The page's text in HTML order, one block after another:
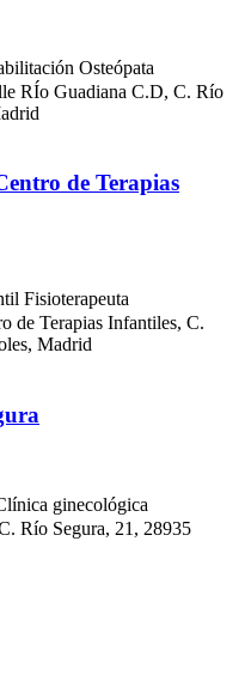
Osteópata
RÍo Guadiana C.D, C. Río
de Terapias
Fisioterapeuta
de Terapias Infantiles, C.
Madrid
ginecológica
Río Segura, 21, 28935